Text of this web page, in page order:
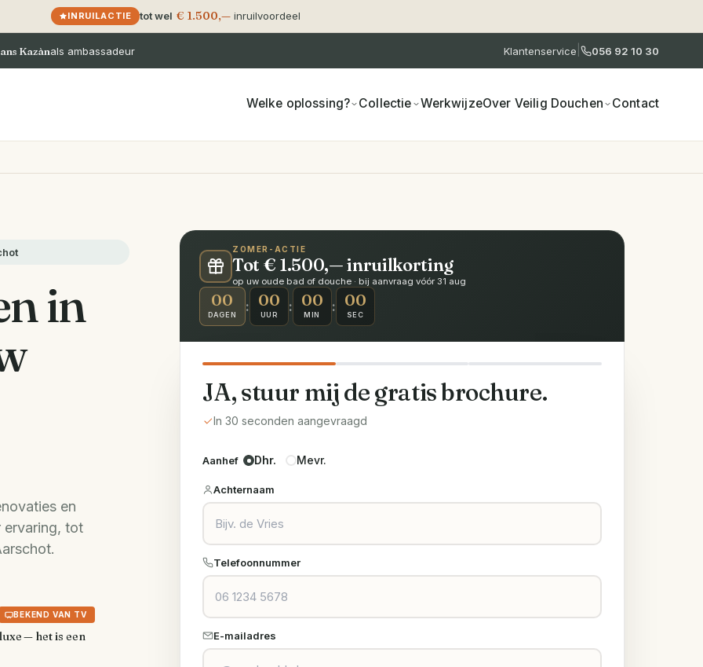
INRUILACTIE tot wel € 1.500,— inruilvoordeel
Kazànals ambassadeur Klantenservice 056 92 10 30
Welke oplossing? Collectie WerkwijzeOver Veilig Douchen Contact
in
en
ervaring, tot
BEKEND VAN TV
— het is een
ZOMER-ACTIE
Tot € 1.500,— inruilkorting
op uw oude bad of douche · bij aanvraag vóór 31 aug
00
DAGEN
: 00
UUR
: 00
MIN
: 00
SEC
JA, stuur mij de gratis brochure.
In 30 seconden aangevraagd
Aanhef Dhr. Mevr.
Achternaam
Telefoonnummer
E-mailadres